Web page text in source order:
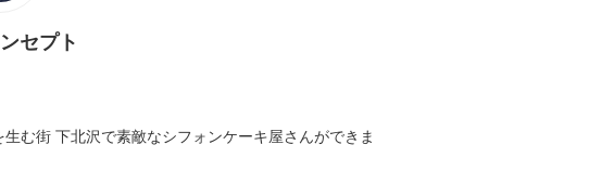
セプト
む街 下北沢で素敵なシフォンケーキ屋さんができま